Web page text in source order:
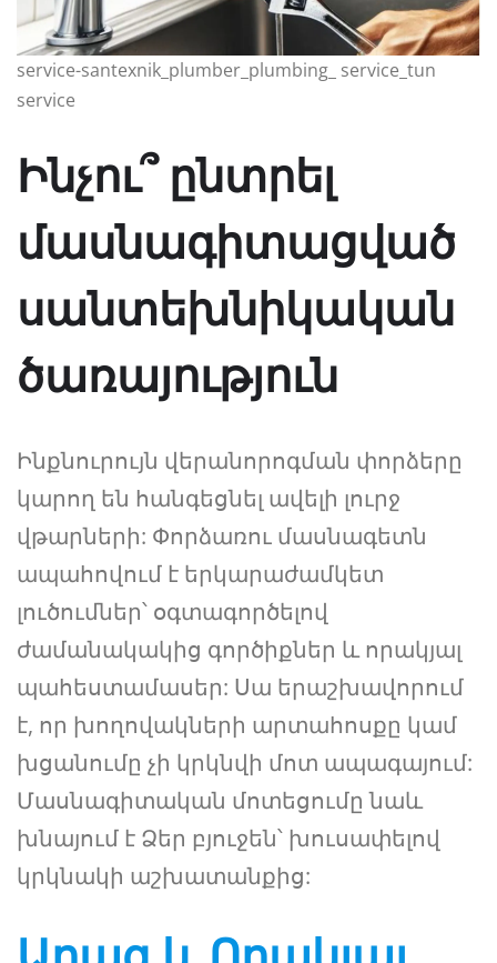
service-santexnik_plumber_plumbing_ service_tun
service
Ինչու՞ ընտրել
մասնագիտացված
սանտեխնիկական
ծառայություն
Ինքնուրույն վերանորոգման փորձերը
կարող են հանգեցնել ավելի լուրջ
վթարների: Փորձառու մասնագետն
ապահովում է երկարաժամկետ
լուծումներ՝ օգտագործելով
ժամանակակից գործիքներ և որակյալ
պահեստամասեր: Սա երաշխավորում
է, որ խողովակների արտահոսքը կամ
խցանումը չի կրկնվի մոտ ապագայում:
Մասնագիտական մոտեցումը նաև
խնայում է Ձեր բյուջեն՝ խուսափելով
կրկնակի աշխատանքից: